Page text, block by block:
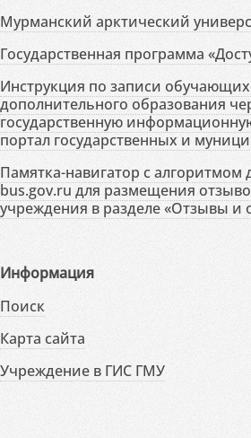
Мурманский арктический
Государственная программа
Инструкция по записи
дополнительного образования
государственную
портал государственных и
Памятка-навигатор с алгоритмом
bus.gov.ru для размещения
учреждения в разделе «Отзывы и
Информация
Поиск
Карта сайта
Учреждение в ГИС ГМУ